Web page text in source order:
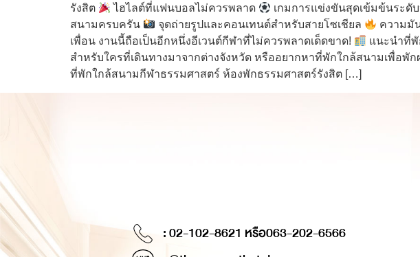
รังสิต
ไฮไลต์ที่แฟนบอลไม่ควรพลาด เกมการแข่งขันสุดเข้มข้นระดั
สนามครบครัน
จุดถ่ายรูปและคอนเทนต์สำหรับสายโซเชียล
ความมั
เพื่อน งานนี้ถือเป็นอีกหนึ่งอีเวนต์กีฬาที่ไม่ควรพลาดเด็ดขาด!
แนะนำที่พั
สำหรับใครที่เดินทางมาจากต่างจังหวัด หรืออยากหาที่พักใกล้สนามเพื่อ
ที่พักใกล้สนามกีฬาธรรมศาสตร์ ห้องพักธรรมศาสตร์รังสิต […]
: 02-102-8621 หรือ063-202-6566